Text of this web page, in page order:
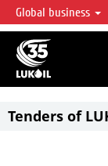
LUKOIL
LUKOIL is one of the
accounting for over
reserves globally.
Global business
Tenders of